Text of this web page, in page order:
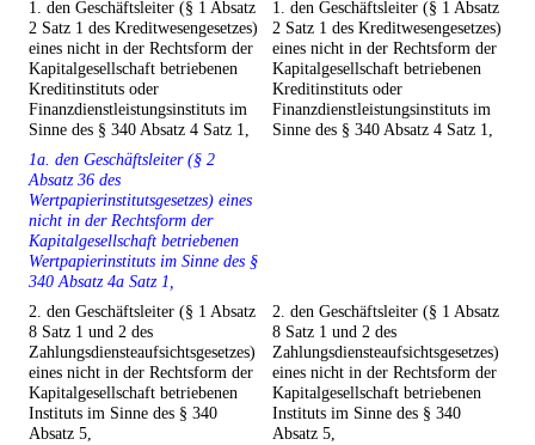
1. den Geschäftsleiter (§ 1 Absatz
2 Satz 1 des Kreditwesengesetzes)
eines nicht in der Rechtsform der
Kapitalgesellschaft betriebenen
Kreditinstituts oder
Finanzdienstleistungsinstituts im
Sinne des § 340 Absatz 4 Satz 1,
1. den Geschäftsleiter (§ 1 Absatz
2 Satz 1 des Kreditwesengesetzes)
eines nicht in der Rechtsform der
Kapitalgesellschaft betriebenen
Kreditinstituts oder
Finanzdienstleistungsinstituts im
Sinne des § 340 Absatz 4 Satz 1,
1a. den Geschäftsleiter (§ 2
Absatz 36 des
Wertpapierinstitutsgesetzes) eines
nicht in der Rechtsform der
Kapitalgesellschaft betriebenen
Wertpapierinstituts im Sinne des §
340 Absatz 4a Satz 1,
2. den Geschäftsleiter (§ 1 Absatz
8 Satz 1 und 2 des
Zahlungsdiensteaufsichtsgesetzes)
eines nicht in der Rechtsform der
Kapitalgesellschaft betriebenen
Instituts im Sinne des § 340
Absatz 5,
2. den Geschäftsleiter (§ 1 Absatz
8 Satz 1 und 2 des
Zahlungsdiensteaufsichtsgesetzes)
eines nicht in der Rechtsform der
Kapitalgesellschaft betriebenen
Instituts im Sinne des § 340
Absatz 5,